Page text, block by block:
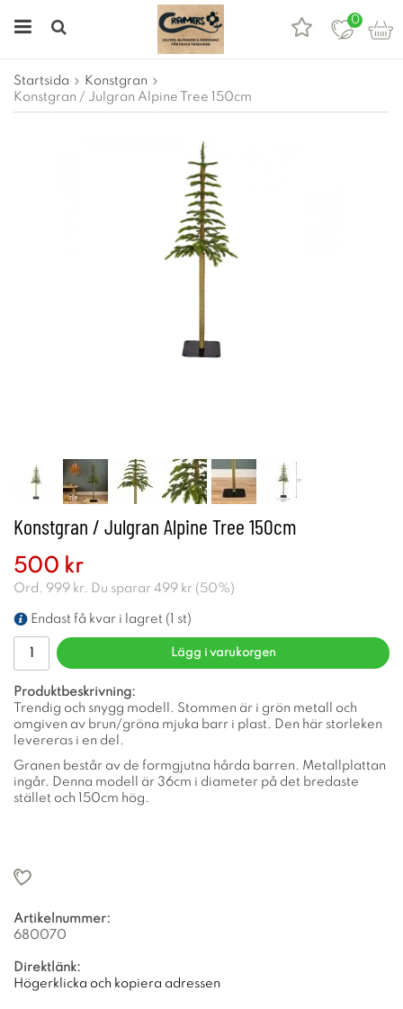
0
Startsida
Konstgran
Konstgran / Julgran Alpine Tree 150cm
Konstgran / Julgran Alpine Tree 150cm
500 kr
Ord. 999 kr. Du sparar 499 kr ( 50%)
Endast få kvar i lagret (1 st)
Lägg i varukorgen
Produktbeskrivning:
Trendig och snygg modell. Stommen är i grön metall och
omgiven av brun/gröna mjuka barr i plast. Den här storleken
levereras i en del.
Granen består av de formgjutna hårda barren. Metallplattan
ingår. Denna modell är 36cm i diameter på det bredaste
stället och 150cm hög.
Artikelnummer:
680070
Direktlänk:
Högerklicka och kopiera adressen